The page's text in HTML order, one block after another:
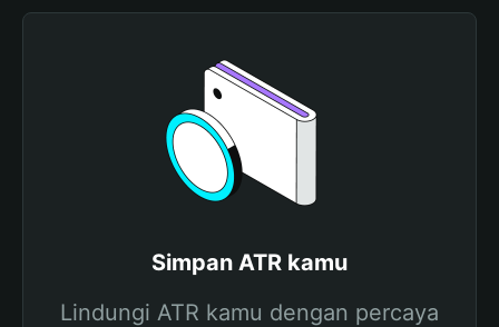
Simpan ATR kamu
Lindungi ATR kamu dengan percaya